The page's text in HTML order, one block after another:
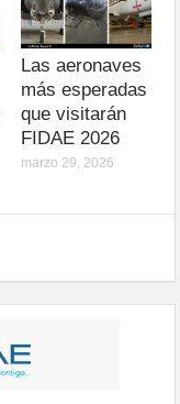
Las aeronaves
más esperadas
que visitarán
FIDAE 2026
marzo 29, 2026